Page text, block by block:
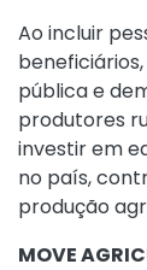
Ao incluir
pública e
produtores
investir em
no país,
produção
MOVE